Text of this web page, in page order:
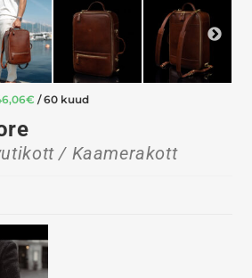
€ / 60 kuud
/ Kaamerakott